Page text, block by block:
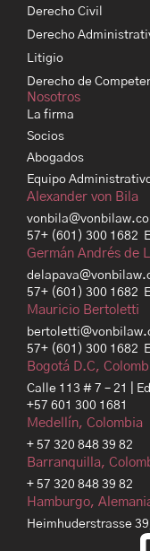
Derecho Civil
Derecho
Litigio
Derecho de
Nosotros
La firma
Socios
Abogados
Equipo
Alexander von Bila
57+ (601) 300 1682
Germán Andrés de
57+ (601) 300 1682
Mauricio Bertoletti
57+ (601) 300 1682
Bogotá D.C,
Calle 113 # 7 – 21 |
+57 601 300 1681
Medellín, Colombia
+ 57 320 848 39 82
Barranquilla,
+ 57 320 848 39 82
Hamburgo,
Heimhuderstrasse